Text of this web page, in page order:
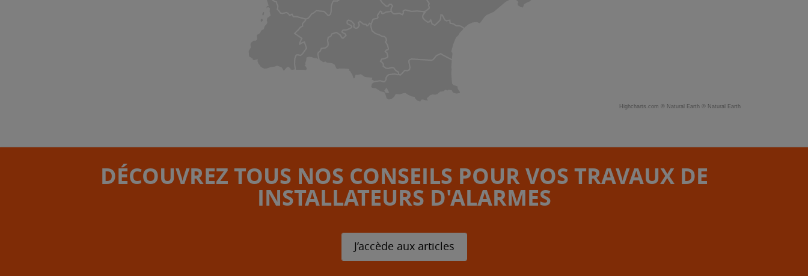
Highcharts.com © Natural Earth © Natural Earth
DÉCOUVREZ TOUS NOS CONSEILS POUR VOS TRAVAUX DE
INSTALLATEURS D'ALARMES
J’accède aux articles